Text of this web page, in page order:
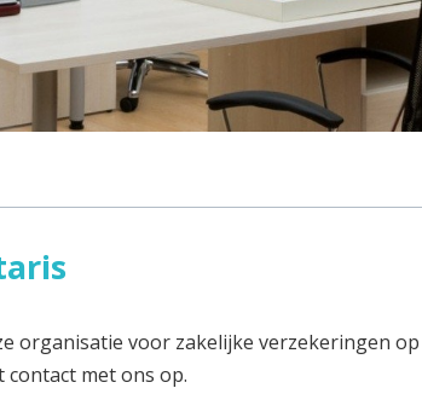
organisatie voor zakelijke verzekeringen
contact met ons op.